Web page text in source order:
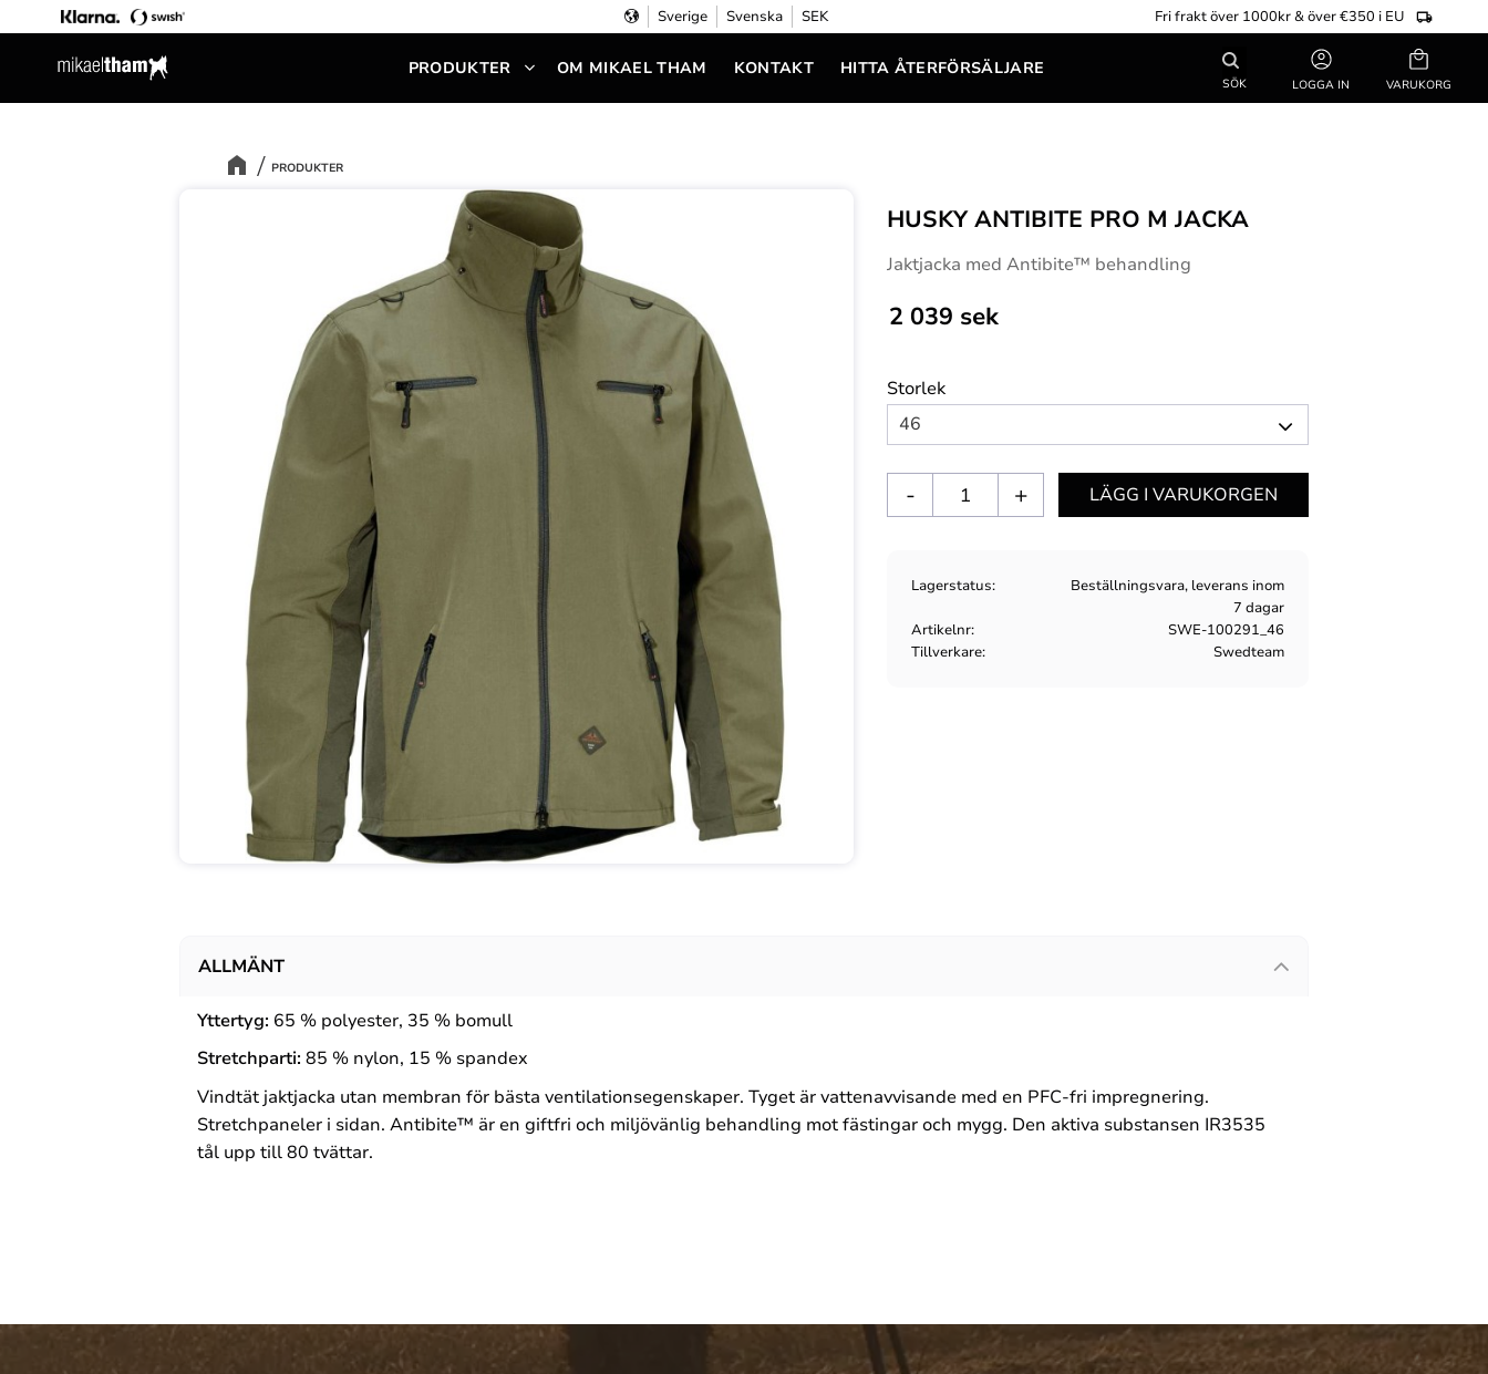
Sverige Svenska SEK Fri frakt över 1000kr & över €350 i EU
SÖK
PRODUKTER OM MIKAEL THAM KONTAKT HITTA ÅTERFÖRSÄLJARE
LOGGA IN
Kundvagn
PRODUKTER
HUSKY ANTIBITE PRO M JACKA
Jaktjacka med Antibite™ behandling
2 039 sek
Storlek
+
-
Lagerstatus
Beställningsvara, leverans inom
7 dagar
Artikelnr
SWE-100291_46
Tillverkare
Swedteam
ALLMÄNT
Yttertyg: 65 % polyester, 35 % bomull
Stretchparti: 85 % nylon, 15 % spandex
Vindtät jaktjacka utan membran för bästa ventilationsegenskaper. Tyget är vattenavvisande med en PFC-fri impregnering.
Stretchpaneler i sidan. Antibite™ är en giftfri och miljövänlig behandling mot fästingar och mygg. Den aktiva substansen IR3535
tål upp till 80 tvättar.